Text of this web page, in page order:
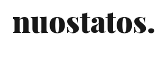
nuostatos.